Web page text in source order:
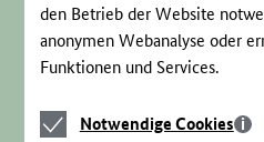
den Betrieb der Website
anonymen Webanalyse oder
Funktionen und Services.
Notwendige
Notwendige Cookies